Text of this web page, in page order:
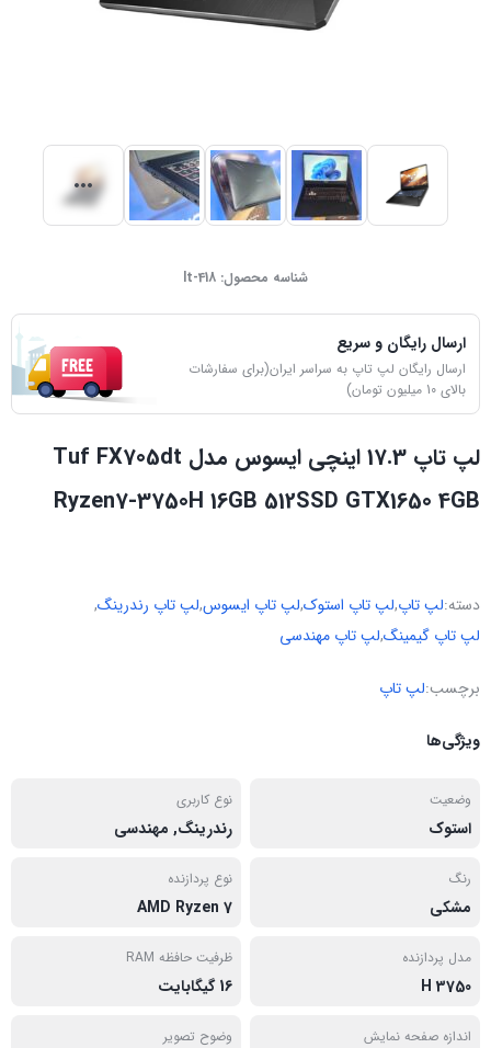
شناسه محصول: lt-418
ارسال رایگان و سریع
ارسال رایگان لپ تاپ به سراسر ایران(برای سفارشات
بالای 10 میلیون تومان)
لپ تاپ 17.3 اینچی ایسوس مدل Tuf FX705dt
Ryzen7-3750H 16GB 512SSD GTX1650 4GB
دسته:لپ تاپ,لپ تاپ استوک,لپ تاپ ایسوس,لپ تاپ رندرینگ,
لپ تاپ گیمینگ,لپ تاپ مهندسی
برچسب:لپ تاپ
ویژگی‌ها
وضعیت
استوک
نوع کاربری
رندرینگ, مهندسی
رنگ
مشکی
نوع پردازنده
AMD Ryzen 7
مدل پردازنده
3750 H
ظرفیت حافظه RAM
16 گیگابایت
اندازه صفحه نمایش وضوح تصویر